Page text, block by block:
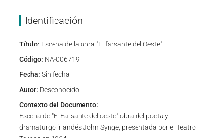
Identificación
Título: Escena de la obra "El farsante del Oeste"
Código: NA-006719
Fecha: Sin fecha
Autor: Desconocido
Contexto del Documento:
Escena de "El Farsante del oeste" obra del poeta y
dramaturgo irlandés John Synge, presentada por el Teatro